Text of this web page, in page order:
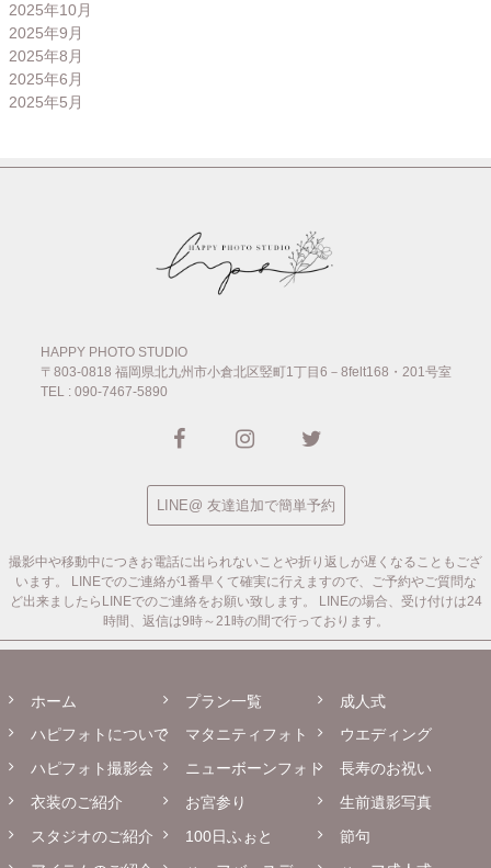
2025年10月
2025年9月
2025年8月
2025年6月
2025年5月
HAPPY PHOTO STUDIO
〒803-0818 福岡県北九州市小倉北区竪町1丁目6－8felt168・201号室
TEL : 090-7467-5890
LINE@ 友達追加で簡単予約
撮影中や移動中につきお電話に出られないことや折り返しが遅くなることもござ
います。
LINEでのご連絡が1番早くて確実に行えますので、ご予約やご質問な
ど出来ましたらLINEでのご連絡をお願い致します。
LINEの場合、受け付けは24
時間、返信は9時～21時の間で行っております。
ホーム
ハピフォトについて
ハピフォト撮影会
衣装のご紹介
スタジオのご紹介
プラン一覧
マタニティフォト
ニューボーンフォト
お宮参り
100日ふぉと
成人式
ウエディング
長寿のお祝い
生前遺影写真
節句